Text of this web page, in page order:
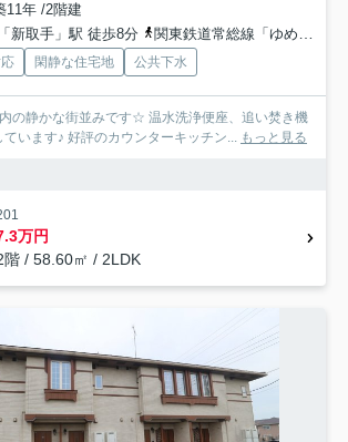
11年 /2階建
新取手」駅 徒歩8分
関東鉄道常総線「ゆめみ野」駅 徒歩11分
閑静な住宅地 公共下水
の静かな街並みです☆ 温水洗浄便座、追い焚き機
います♪ 好評のカウンターキッチン... もっと見る
万円
階 / 58.60㎡ / 2LDK